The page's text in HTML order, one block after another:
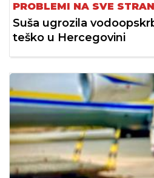
PROBLEMI NA SVE
Suša ugrozila
teško u Hercegovini